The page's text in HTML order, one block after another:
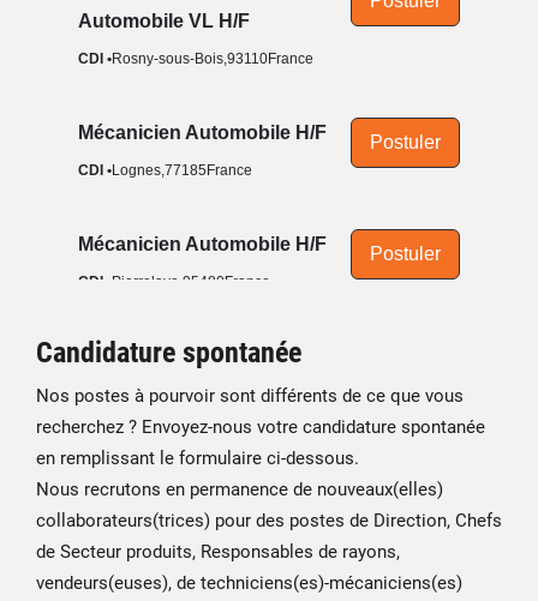
Candidature spontanée
Nos postes à pourvoir sont différents de ce que vous
recherchez ? Envoyez-nous votre candidature spontanée
en remplissant le formulaire ci-dessous.
Nous recrutons en permanence de nouveaux(elles)
collaborateurs(trices) pour des postes de Direction, Chefs
de Secteur produits, Responsables de rayons,
vendeurs(euses), de techniciens(es)-mécaniciens(es)